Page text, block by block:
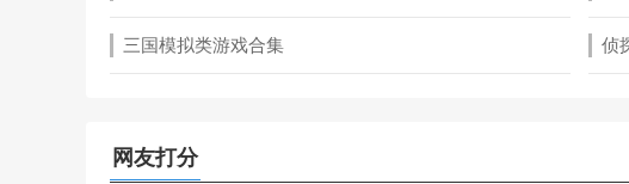
三国模拟类游戏合集 侦
网友打分